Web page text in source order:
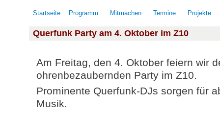
Startseite Programm Mitmachen Termine Projekte
Querfunk Party am 4. Oktober im Z10
Am Freitag, den 4. Oktober feiern wir
ohrenbezaubernden Party im Z10.
Prominente Querfunk-DJs sorgen für
Musik.